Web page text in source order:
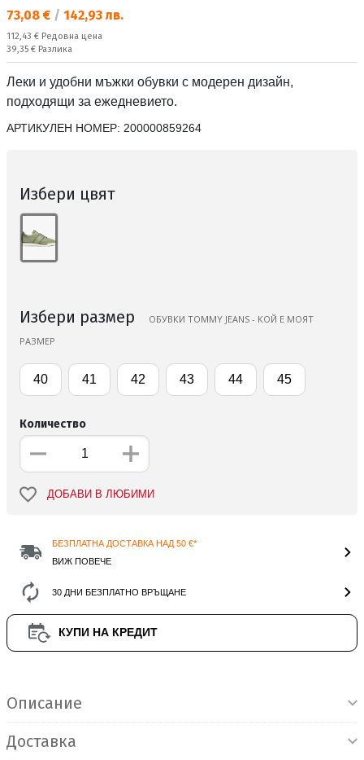
Текуща цена:
73,08 € / 142,93 лв.
Редовна цена:
112,43 € Редовна цена
Спестявате:
39,35 € Разлика
Леки и удобни мъжки обувки с модерен дизайн,
подходящи за ежедневието.
АРТИКУЛЕН НОМЕР: 200000859264
Избери цвят
Избери размер
ОБУВКИ TOMMY JEANS - КОЙ Е МОЯТ
РАЗМЕР
40 41 42 43 44 45
Количество
ДОБАВИ В ЛЮБИМИ
БЕЗПЛАТНА ДОСТАВКА НАД 50 €*
ВИЖ ПОВЕЧЕ
30 ДНИ БЕЗПЛАТНО ВРЪЩАНЕ
КУПИ НА КРЕДИТ
Описание
Доставка